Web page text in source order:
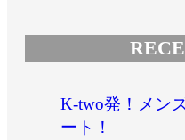
K-two発！メン
ート！